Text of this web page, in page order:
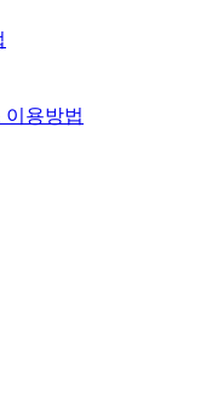
이용방법